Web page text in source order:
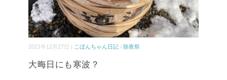
2021年12月27日 | こぼんちゃん日記 / 除夜祭
大晦日にも寒波？